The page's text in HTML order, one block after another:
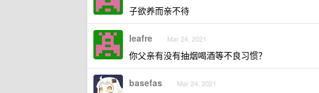
子欲养而亲不待
leafre Mar 24, 2021
你父亲有没有抽烟喝酒等不良习惯？
basefas Mar 24, 2021